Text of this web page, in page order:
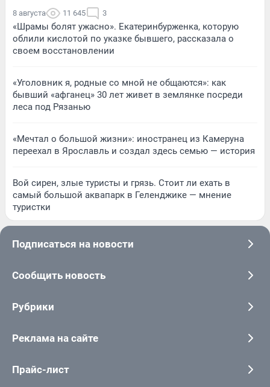
8 августа 11 645 3
«Шрамы болят ужасно». Екатеринбурженка, которую
облили кислотой по указке бывшего, рассказала о
своем восстановлении
«Уголовник я, родные со мной не общаются»: как
бывший «афганец» 30 лет живет в землянке посреди
леса под Рязанью
«Мечтал о большой жизни»: иностранец из Камеруна
переехал в Ярославль и создал здесь семью — история
Вой сирен, злые туристы и грязь. Стоит ли ехать в
самый большой аквапарк в Геленджике — мнение
туристки
Подписаться на новости
Сообщить новость
Рубрики
Реклама на сайте
Прайс-лист